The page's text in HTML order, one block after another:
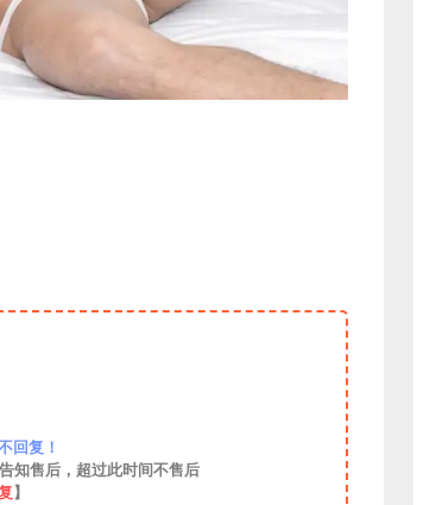
回复！
知售后，超过此时间不售后
】